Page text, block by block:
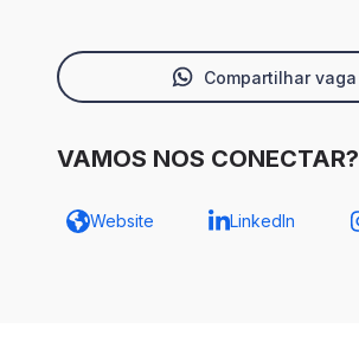
Compartilhar vaga
VAMOS NOS CONECTAR?
Website LinkedIn